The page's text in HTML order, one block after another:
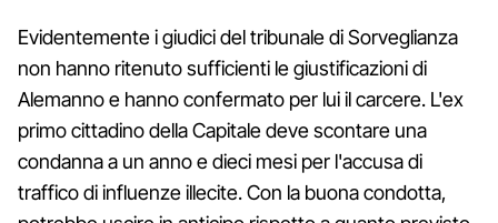
Evidentemente i giudici del tribunale di Sorveglianza
non hanno ritenuto sufficienti le giustificazioni di
Alemanno e hanno confermato per lui il carcere. L'ex
primo cittadino della Capitale deve scontare una
condanna a un anno e dieci mesi per l'accusa di
traffico di influenze illecite. Con la buona condotta,